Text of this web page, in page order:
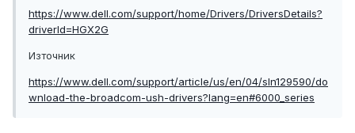
https://www.dell.com/support/home/Drivers/DriversDetails?
driverId=HGX2G
Източник
https://www.dell.com/support/article/us/en/04/sln129590/do
wnload-the-broadcom-ush-drivers?lang=en#6000_series